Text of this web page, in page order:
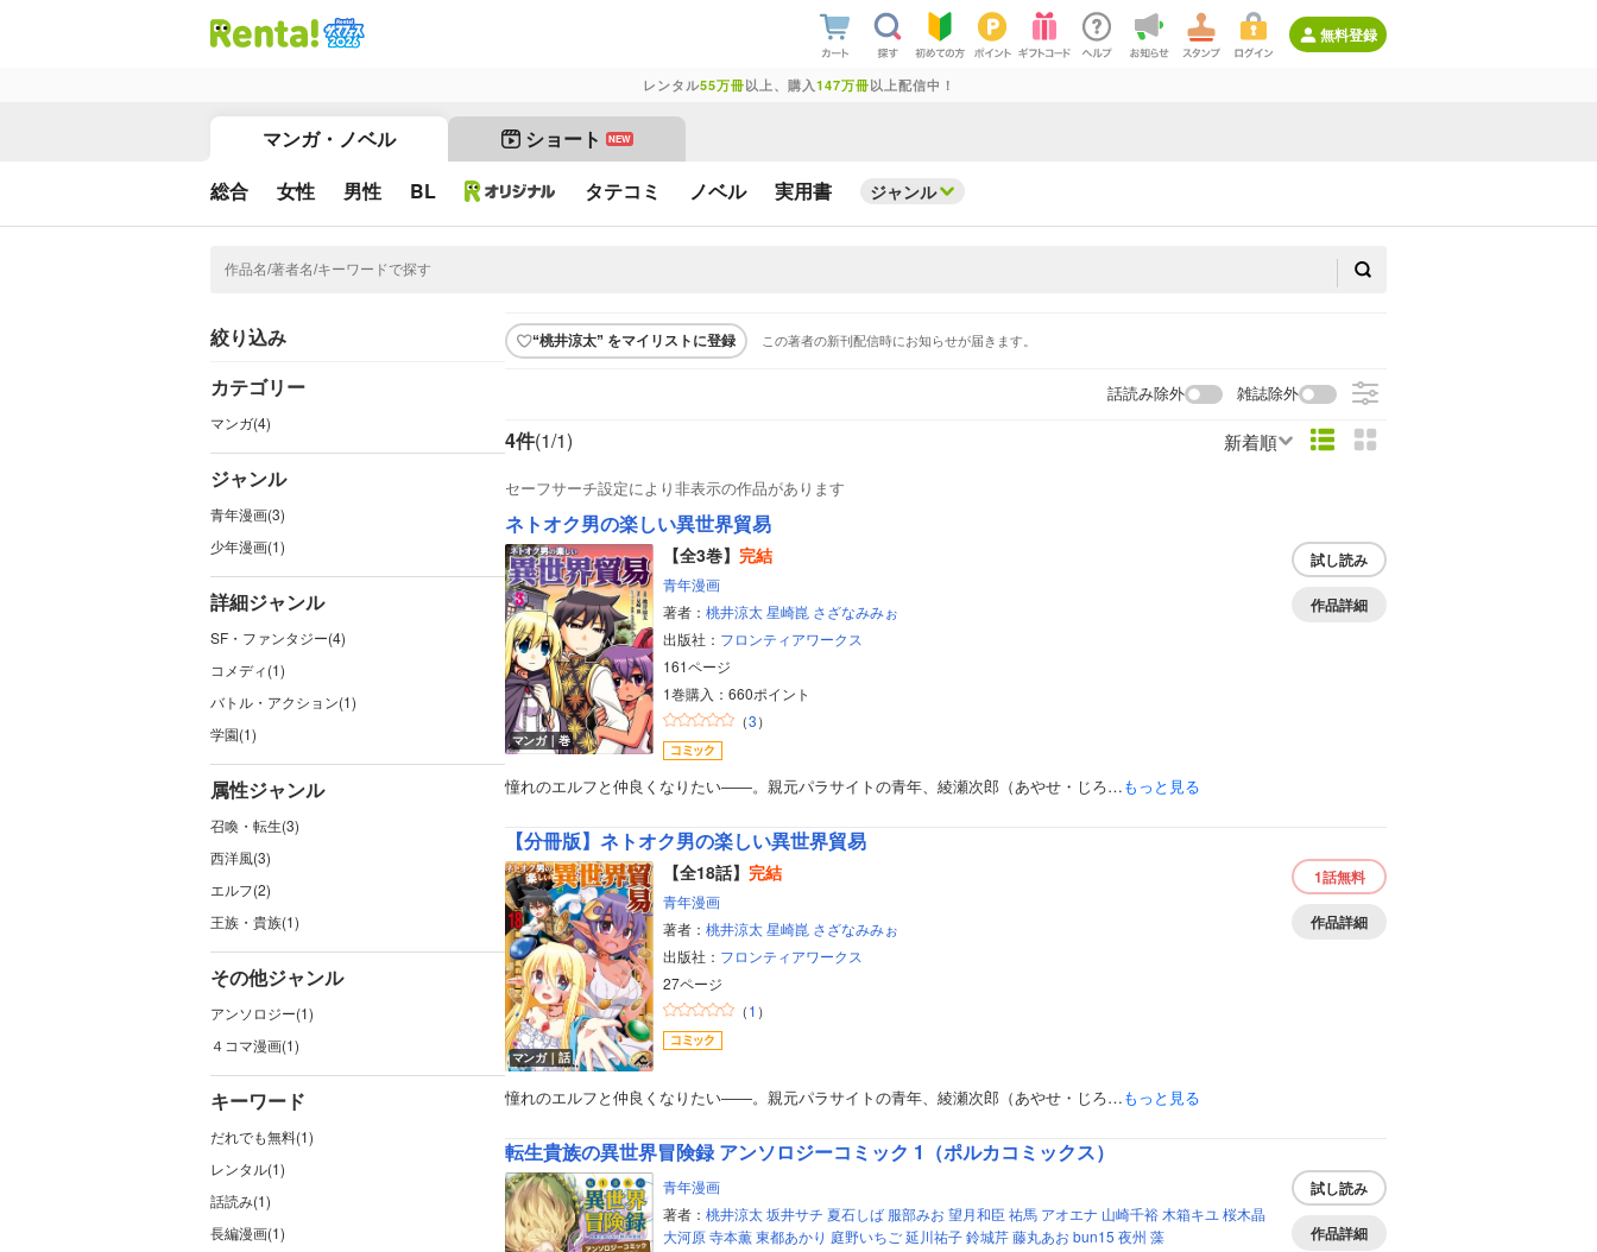
無料登録
レンタル55万冊以上、購入 147万冊以上配信中！
マンガ・ノベル ショート NEW
総合 女性 男性 BL タテコミ ノベル 実用書 ジャンル
絞り込み
カテゴリー
マンガ(4)
ジャンル
青年漫画(3)
少年漫画(1)
詳細ジャンル
SF・ファンタジー(4)
コメディ(1)
バトル・アクション(1)
学園(1)
属性ジャンル
召喚・転生(3)
西洋風(3)
エルフ(2)
王族・貴族(1)
その他ジャンル
アンソロジー(1)
４コマ漫画(1)
キーワード
だれでも無料(1)
レンタル(1)
話読み(1)
長編漫画(1)
“桃井涼太” をマイリストに登録 この著者の新刊配信時にお知らせが届きます。
話読み除外 雑誌除外
4件(1/1) 新着順
セーフサーチ設定により非表示の作品があります
ネトオク男の楽しい異世界貿易
マンガ｜巻
【全3巻】 完結
青年漫画
著者： 桃井涼太 星崎崑 さざなみみぉ
出版社： フロンティアワークス
161ページ
1巻購入：660ポイント
（3）
試し読み
作品詳細
憧れのエルフと仲良くなりたい――。親元パラサイトの青年、綾瀬次郎（あやせ・じろ…もっと見る
【分冊版】ネトオク男の楽しい異世界貿易
マンガ｜話
【全18話】 完結
青年漫画
著者： 桃井涼太 星崎崑 さざなみみぉ
出版社： フロンティアワークス
27ページ
（1 ）
1話無料
作品詳細
憧れのエルフと仲良くなりたい――。親元パラサイトの青年、綾瀬次郎（あやせ・じろ…もっと見る
転生貴族の異世界冒険録 アンソロジーコミック 1（ポルカコミックス）
青年漫画
著者： 桃井涼太 坂井サチ 夏石しば 服部みお 望月和臣 祐馬 アオエナ 山崎千裕 木箱キユ 桜木晶
大河原 寺本薫 東都あかり 庭野いちご 延川祐子 鈴城芹 藤丸あお bun15 夜州 藻
試し読み
作品詳細